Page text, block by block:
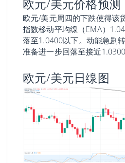
欧元/美元价格预测
欧元/美元周四的下跌使得该
指数移动平均缐（EMA）
落至1.0400以下。动能急剧
准备进一步回落至接近
欧元/美元日缐图